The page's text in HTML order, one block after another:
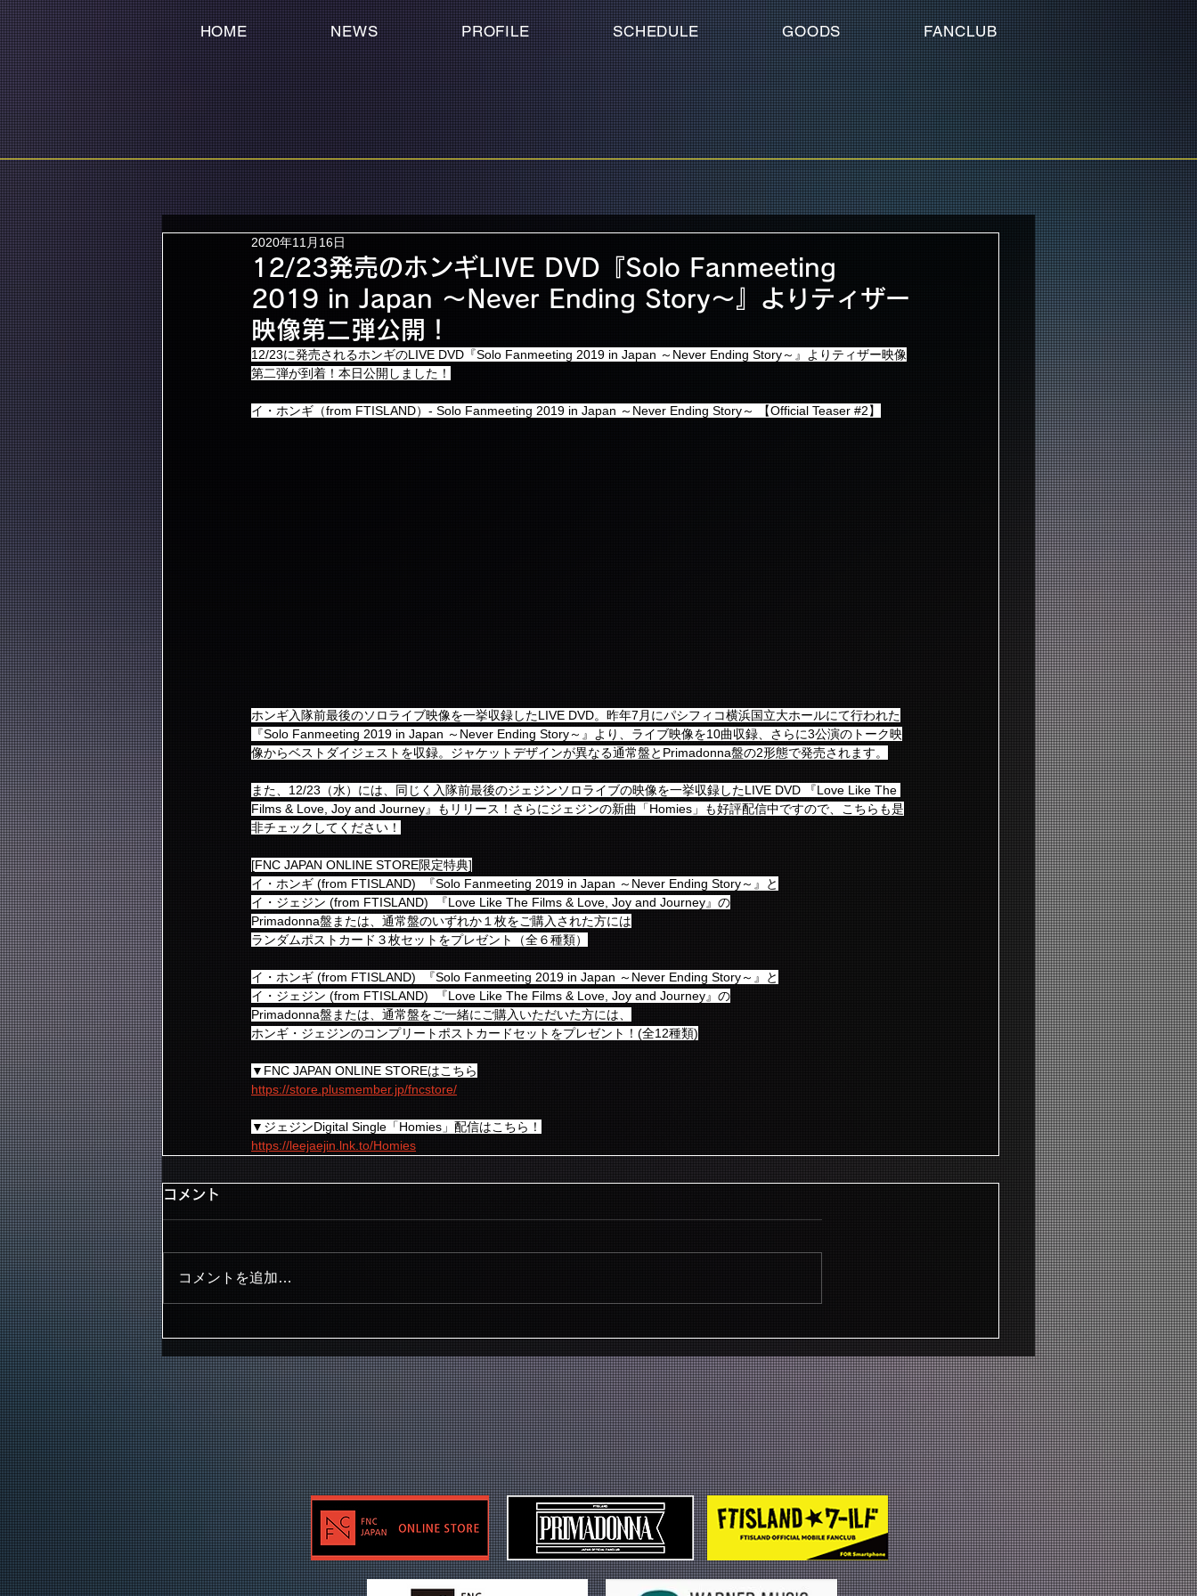
HOME NEWS PROFILE SCHEDULE GOODS FANCLUB
12/23発売のホンギLIVE DVD『Solo Fanmeeting
2019 in Japan ～Never Ending Story～』よりティザー
映像第二弾公開！
2020年11月16日
12/23に発売されるホンギのLIVE DVD『Solo Fanmeeting 2019 in Japan ～Never Ending Story～』よりティザー映像
第二弾が到着！本日公開しました！
イ・ホンギ（from FTISLAND）- Solo Fanmeeting 2019 in Japan ～Never Ending Story～ 【Official Teaser #2】
ホンギ入隊前最後のソロライブ映像を一挙収録したLIVE DVD。昨年7月にパシフィコ横浜国立大ホールにて行われた
『Solo Fanmeeting 2019 in Japan ～Never Ending Story～』より、ライブ映像を10曲収録、さらに3公演のトーク映
像からベストダイジェストを収録。ジャケットデザインが異なる通常盤とPrimadonna盤の2形態で発売されます。
また、12/23（水）には、同じく入隊前最後のジェジンソロライブの映像を一挙収録したLIVE DVD 『Love Like The
Films & Love, Joy and Journey』もリリース！さらにジェジンの新曲「Homies」も好評配信中ですので、こちらも是
非チェックしてください！
[FNC JAPAN ONLINE STORE限定特典]
イ・ホンギ (from FTISLAND)  『Solo Fanmeeting 2019 in Japan ～Never Ending Story～』と
イ・ジェジン (from FTISLAND)  『Love Like The Films & Love, Joy and Journey』の
Primadonna盤または、通常盤のいずれか１枚をご購入された方には
ランダムポストカード３枚セットをプレゼント（全６種類）
イ・ホンギ (from FTISLAND)  『Solo Fanmeeting 2019 in Japan ～Never Ending Story～』と
イ・ジェジン (from FTISLAND)  『Love Like The Films & Love, Joy and Journey』の
Primadonna盤または、通常盤をご一緒にご購入いただいた方には、
ホンギ・ジェジンのコンプリートポストカードセットをプレゼント！(全12種類)
▼FNC JAPAN ONLINE STOREはこちら
https://store.plusmember.jp/fncstore/
▼ジェジンDigital Single「Homies」配信はこちら！
https://leejaejin.lnk.to/Homies
コメント
コメントを追加…